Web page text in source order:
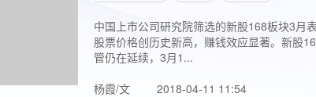
中国上市公司研究院筛选的新股168板块3月
股票价格创历史新高，赚钱效应显著。新股
管仍在延续，3月1...
杨霞/文
2018-04-11 11:54